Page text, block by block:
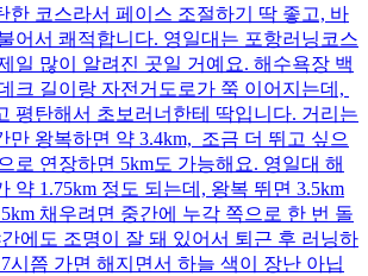
한 코스라서 페이스 조절하기 딱 좋고, 바
어서 쾌적합니다. 영일대는 포항러닝코스
일 많이 알려진 곳일 거예요. 해수욕장 백
크 길이랑 자전거도로가 쭉 이어지는데,
평탄해서 초보러너한테 딱입니다. 거리는
만 왕복하면 약 3.4km, 조금 더 뛰고 싶으
로 연장하면 5km도 가능해요. 영일대 해
약 1.75km 정도 되는데, 왕복 뛰면 3.5km
채우려면 중간에 누각 쪽으로 한 번 돌
에도 조명이 잘 돼 있어서 퇴근 후 러닝하
시쯤 가면 해지면서 하늘 색이 장난 아닙